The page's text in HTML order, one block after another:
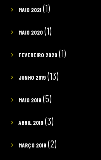
MAIO 2021(1)
MAIO 2020(1)
FEVEREIRO 2020(1)
JUNHO 2019(13)
MAIO 2019(5)
ABRIL 2019(3)
MARÇO 2019(2)